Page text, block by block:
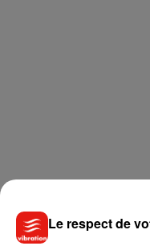
Découvrez
Le respect de